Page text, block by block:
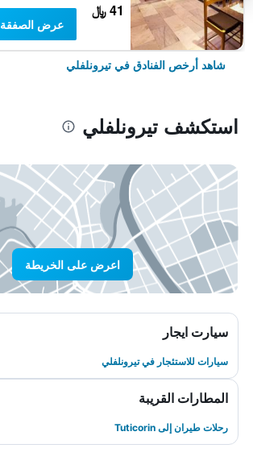
41 ﷼
عرض الصفقة
شاهد أرخص الفنادق في تيرونلفلي
استكشف تيرونلفلي
اعرض على الخريطة
سيارت ايجار
سيارات للاستئجار في تيرونلفلي
المطارات القريبة
رحلات طيران إلى Tuticorin